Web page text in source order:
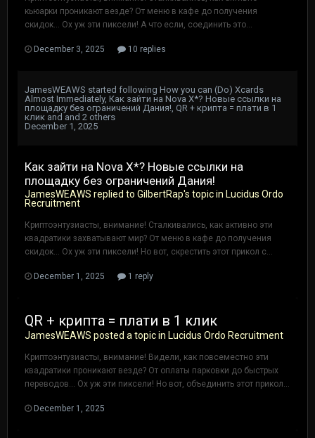
кьюарки проникают везде? От меню в кафе до получения
скидок... Ох уж эти пиксели! А что если, соединить это...
December 3, 2025 10 replies
JamesWEAWS started following How you can (Do) Xcards
Almost Immediately, Как зайти на Nova X*? Новые ссылки на
площадку без ограничений Дания! QR + крипта = плати в 1
клик and and 2 others
December 1, 2025
Как зайти на Nova X*? Новые ссылки на
площадку без ограничений Дания!
JamesWEAWS replied to GilbertRap's topic in Lucidus Ordo
Recruitment
Криптоэнтузиасты, внимание! Сталкивались, как активно эти
квадратики захватывают мир? От меню в кафе до получения
скидок... Ох уж эти пиксели! Но вот, скрестить этот прикол с...
December 1, 2025 1 reply
QR + крипта = плати в 1 клик
JamesWEAWS posted a topic in Lucidus Ordo Recruitment
Криптоэнтузиасты, внимание! Видели, как повсеместно эти
квадратики проникают везде? От оплаты парковки до быстрых
переводов... Ох уж эти пиксели! Но вот, объединить этот прикол...
December 1, 2025